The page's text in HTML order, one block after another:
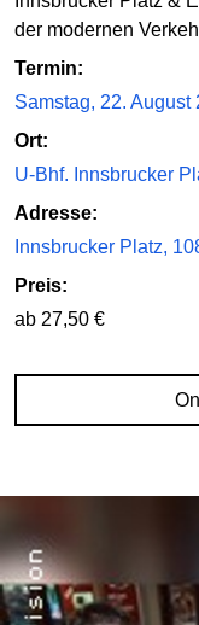
der modernen
Termin:
Samstag, 22. August
Ort:
U-Bhf. Innsbrucker
Adresse:
Innsbrucker Platz,
Preis:
ab 27,50 €